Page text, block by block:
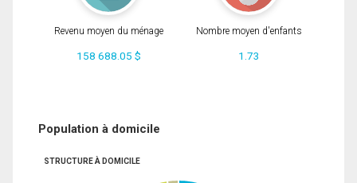
Revenu moyen du ménage
158 688.05 $
Nombre moyen d'enfants
1.73
Population à domicile
STRUCTURE À DOMICILE